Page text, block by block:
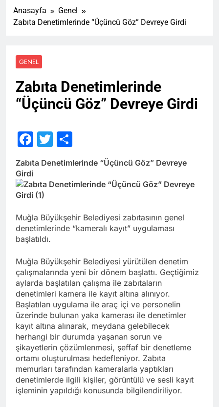
Anasayfa
Genel
Zabıta Denetimlerinde “Üçüncü Göz” Devreye Girdi
GENEL
Zabıta Denetimlerinde
“Üçüncü Göz” Devreye Girdi
Facebook
Twitter
Zabıta Denetimlerinde “Üçüncü Göz” Devreye
Girdi
Muğla Büyükşehir Belediyesi zabıtasının genel
denetimlerinde “kameralı kayıt” uygulaması
başlatıldı.
Muğla Büyükşehir Belediyesi yürütülen denetim
çalışmalarında yeni bir dönem başlattı. Geçtiğimiz
aylarda başlatılan çalışma ile zabıtaların
denetimleri kamera ile kayıt altına alınıyor.
Başlatılan uygulama ile araç içi ve personelin
üzerinde bulunan yaka kamerası ile denetimler
kayıt altına alınarak, meydana gelebilecek
herhangi bir durumda yaşanan sorun ve
şikayetlerin çözümlenmesi, şeffaf bir denetleme
ortamı oluşturulması hedefleniyor. Zabıta
memurları tarafından kameralarla yaptıkları
denetimlerde ilgili kişiler, görüntülü ve sesli kayıt
işleminin yapıldığı konusunda bilgilendiriliyor.